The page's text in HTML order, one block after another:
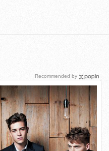
Recommended by